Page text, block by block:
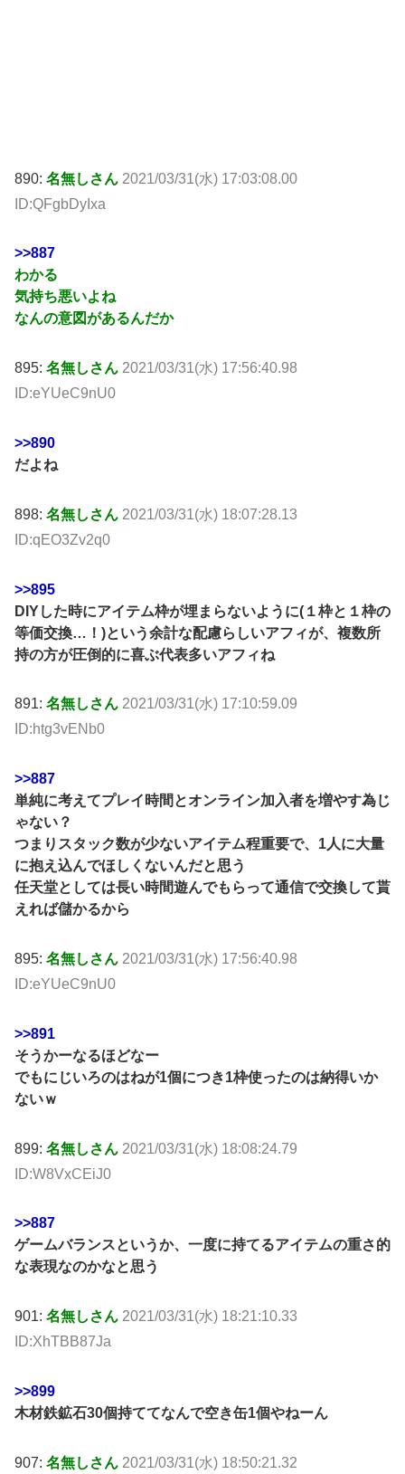
890: 名無しさん 2021/03/31(水) 17:03:08.00
ID:QFgbDyIxa
>>887
わかる
気持ち悪いよね
なんの意図があるんだか
895: 名無しさん 2021/03/31(水) 17:56:40.98
ID:eYUeC9nU0
>>890
だよね
898: 名無しさん 2021/03/31(水) 18:07:28.13
ID:qEO3Zv2q0
>>895
DIYした時にアイテム枠が埋まらないように(１枠と１枠の
等価交換…！)という余計な配慮らしいアフィが、複数所
持の方が圧倒的に喜ぶ代表多いアフィね
891: 名無しさん 2021/03/31(水) 17:10:59.09
ID:htg3vENb0
>>887
単純に考えてプレイ時間とオンライン加入者を増やす為じ
ゃない？
つまりスタック数が少ないアイテム程重要で、1人に大量
に抱え込んでほしくないんだと思う
任天堂としては長い時間遊んでもらって通信で交換して貰
えれば儲かるから
895: 名無しさん 2021/03/31(水) 17:56:40.98
ID:eYUeC9nU0
>>891
そうかーなるほどなー
でもにじいろのはねが1個につき1枠使ったのは納得いか
ないｗ
899: 名無しさん 2021/03/31(水) 18:08:24.79
ID:W8VxCEiJ0
>>887
ゲームバランスというか、一度に持てるアイテムの重さ的
な表現なのかなと思う
901: 名無しさん 2021/03/31(水) 18:21:10.33
ID:XhTBB87Ja
>>899
木材鉄鉱石30個持ててなんで空き缶1個やねーん
907: 名無しさん 2021/03/31(水) 18:50:21.32